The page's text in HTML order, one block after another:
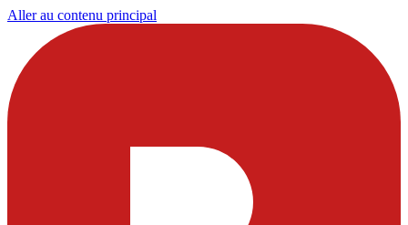
Aller au contenu principal